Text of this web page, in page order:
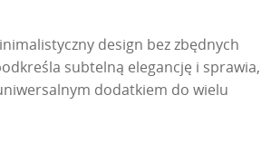
design bez zbędnych
subtelną elegancję i sprawia,
dodatkiem do wielu